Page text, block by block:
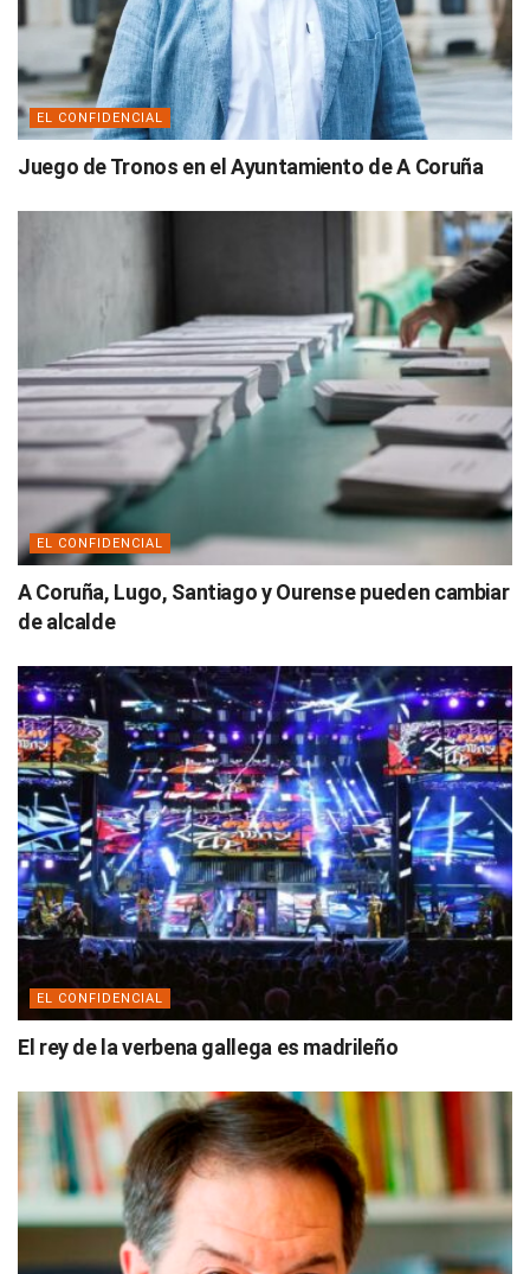
EL CONFIDENCIAL
Juego de Tronos en el Ayuntamiento de A Coruña
EL CONFIDENCIAL
A Coruña, Lugo, Santiago y Ourense pueden cambiar
de alcalde
EL CONFIDENCIAL
El rey de la verbena gallega es madrileño